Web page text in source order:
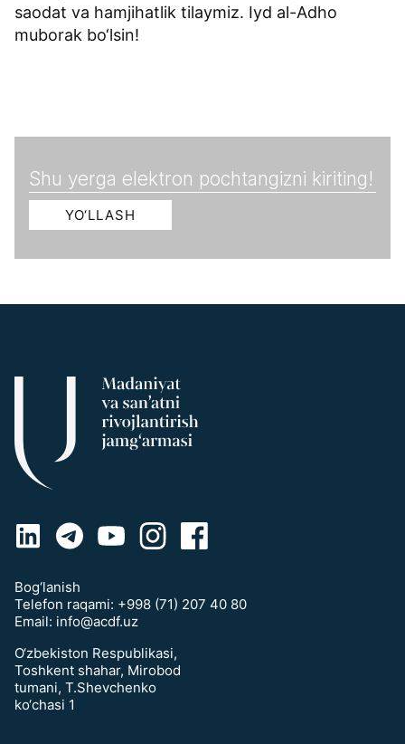
saodat va hamjihatlik tilaymiz. Iyd al-Adho
muborak bo‘lsin!
Bog‘lanish
Telefon raqami: +998 (71) 207 40 80
Email: info@acdf.uz
O‘zbekiston Respublikasi,
Toshkent shahar, Mirobod
tumani, T.Shevchenko
ko‘chasi 1